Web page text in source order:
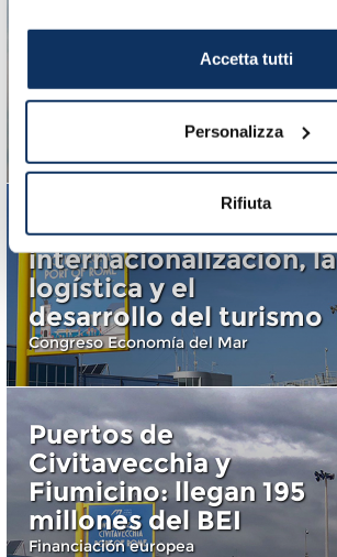
Accetta tutti
Personalizza
Rifiuta
Puerto: vuelve el
portaviones Cavour a
Civitavecchia y se
podrá visitar
Puerto: el crecimiento
pasa por la
internacionalización, la
logística y el
desarrollo del turismo
Congreso Economía del Mar
Puertos de
Civitavecchia y
Fiumicino: llegan 195
millones del BEI
Financiación europea